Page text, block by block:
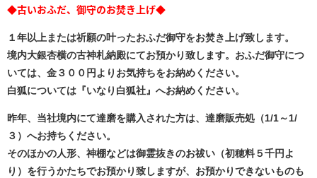
◆古いおふだ、御守のお焚き上げ◆
１年以上または祈願の叶ったおふだ御守をお焚き上げ致します。
境内大銀杏横の古神札納殿にてお預かり致します。おふだ御守につ
いては、金３００円よりお気持ちをお納めください。
白狐については『いなり白狐社』へお納めください。
昨年、当社境内にて達磨を購入された方は、達磨販売処（1/1～1/
３）へお持ちください。
そのほかの人形、神棚などは御霊抜きのお祓い（初穂料５千円よ
り）を行うかたちでお預かり致しますが、お預かりできないものも